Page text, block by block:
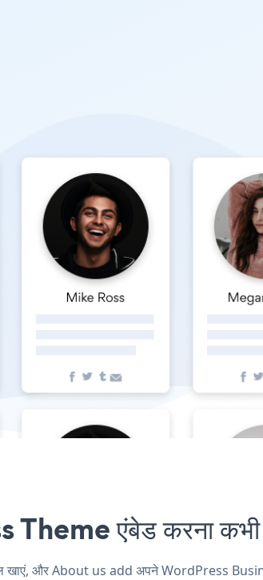
एंबेड करना कभी
खाएं, और About us add अपने WordPress